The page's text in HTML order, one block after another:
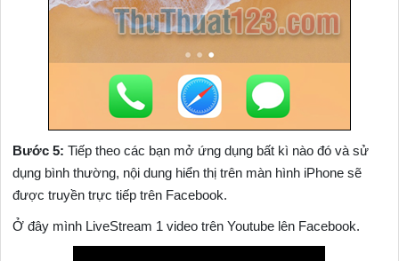
Bước 5: Tiếp theo các bạn mở ứng dụng bất kì nào đó và sử
dụng bình thường, nội dung hiển thị trên màn hình iPhone sẽ
được truyền trực tiếp trên Facebook.
Ở đây mình LiveStream 1 video trên Youtube lên Facebook.